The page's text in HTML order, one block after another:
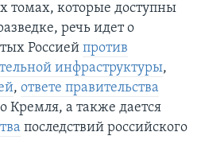
томах, которые доступны
речь идет о
Россией против
инфраструктуры,
, ответе правительства
Кремля, а также дается
последствий российского